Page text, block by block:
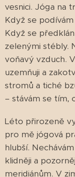
vesnici. Jóga na
Když se
Když se
zelenými stébly.
voňavý vzduch.
uzemňuji a
stromů a tiché
– stávám se tím,
Léto přirozeně
pro mě jógová
hlubší.
klidněji a
meridiánům. V